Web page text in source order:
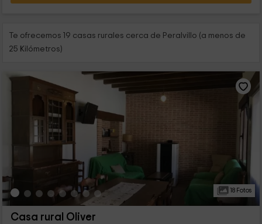
Te ofrecemos 19 casas rurales cerca de Peralvillo (a menos de
25 Kilómetros)
18 Fotos
Casa rural Oliver